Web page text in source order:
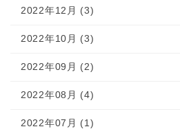
2022年12月 (3)
2022年10月 (3)
2022年09月 (2)
2022年08月 (4)
2022年07月 (1)